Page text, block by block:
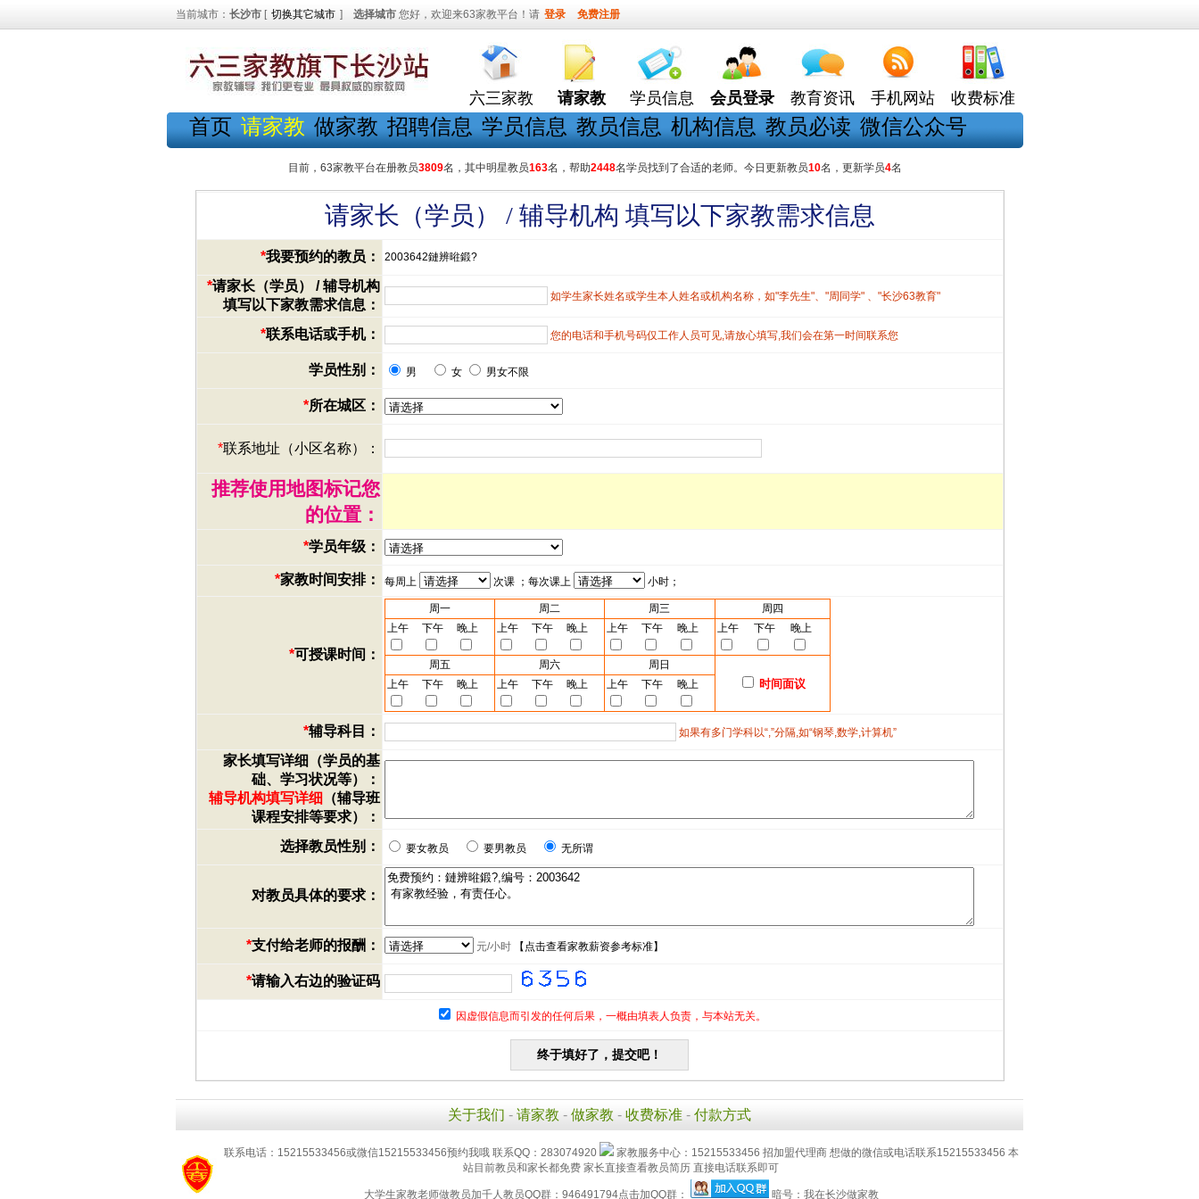
当前城市： 长沙市 [ 切换其它城市 ] 选择城市 您好，欢迎来63家教平台！请 登录 免费注册
六三家教 请家教 学员信息 会员登录 教育资讯 手机网站 收费标准
首页 请家教 做家教 招聘信息 学员信息 教员信息 机构信息 教员必读 微信公众号
目前，63家教平台在册教员3809名，其中明星教员163名，帮助2448名学员找到了合适的老师。今日更新教员10名，更新学员4名
请家长（学员） / 辅导机构 填写以下家教需求信息
*我要预约的教员： 2003642鏈辨暀鍛?
*请家长（学员） / 辅导机构
填写以下家教需求信息：
如学生家长姓名或学生本人姓名或机构名称，如"李先生"、"周同学" 、"长沙63教育"
*联系电话或手机： 您的电话和手机号码仅工作人员可见,请放心填写,我们会在第一时间联系您
学员性别： 男 女 男女不限
*所在城区：
*联系地址（小区名称）：
推荐使用地图标记您
的位置：
*学员年级：
*家教时间安排： 每周上 次课 ；每次课上 小时；
*可授课时间：
周一 周二 周三
周四
上午
下午 晚上 上午 下午 晚上 上午 下午 晚上 上午 下午 晚上
周五 周六 周日
时间面议
上午 下午 晚上 上午 下午 晚上 上午 下午 晚上
*辅导科目： 如果有多门学科以“,”分隔,如“钢琴,数学,计算机”
家长填写详细（学员的基
础、学习状况等）：
辅导机构填写详细 （辅导班
课程安排等要求）：
选择教员性别：
要女教员 要男教员 无所谓
对教员具体的要求：
*支付给老师的报酬： 元/小时【 点击查看家教薪资参考标准】
*请输入右边的验证码
因虚假信息而引发的任何后果，一概由填表人负责，与本站无关。
关于我们 - 请家教 - 做家教 - 收费标准 - 付款方式
联系电话：15215533456或微信15215533456预约我哦 联系QQ：283074920
家教服务中心：15215533456 招加盟代理商 想做的微信或电话联系15215533456 本
站目前教员和家长都免费 家长直接查看教员简历 直接电话联系即可
大学生家教老师做教员加千人教员QQ群：946491794点击加QQ群： 暗号：我在长沙做家教